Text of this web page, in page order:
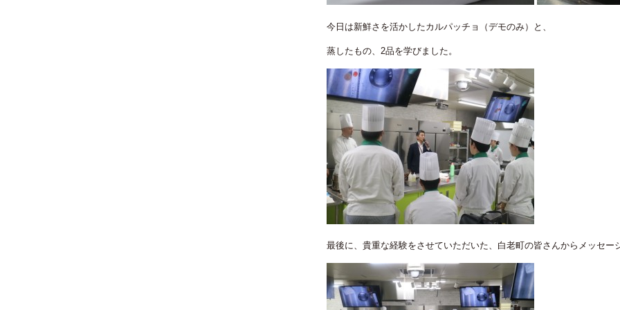
今日は新鮮さを活かしたカルパッチョ（デモのみ）と、
蒸したもの、2品を学びました。
最後に、貴重な経験をさせていただいた、白老町の皆さんからメッセー